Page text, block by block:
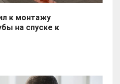
к монтажу
на спуске к